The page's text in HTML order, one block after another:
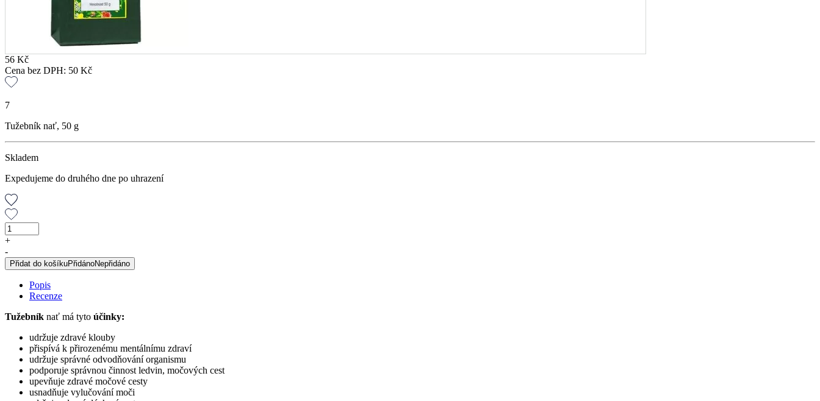
56 Kč
Cena bez DPH: 50 Kč
7
Tužebník nať, 50 g
Skladem
Expedujeme do druhého dne po uhrazení
Tužebník
nať,
g
množství
+
-
Přidat do košíkuPřidánoNepřidáno
Popis
Recenze
Tužebník nať má tyto účinky:
udržuje zdravé klouby
přispívá k přirozenému mentálnímu zdraví
udržuje správné odvodňování organismu
podporuje správnou činnost ledvin, močových cest
upevňuje zdravé močové cesty
usnadňuje vylučování moči